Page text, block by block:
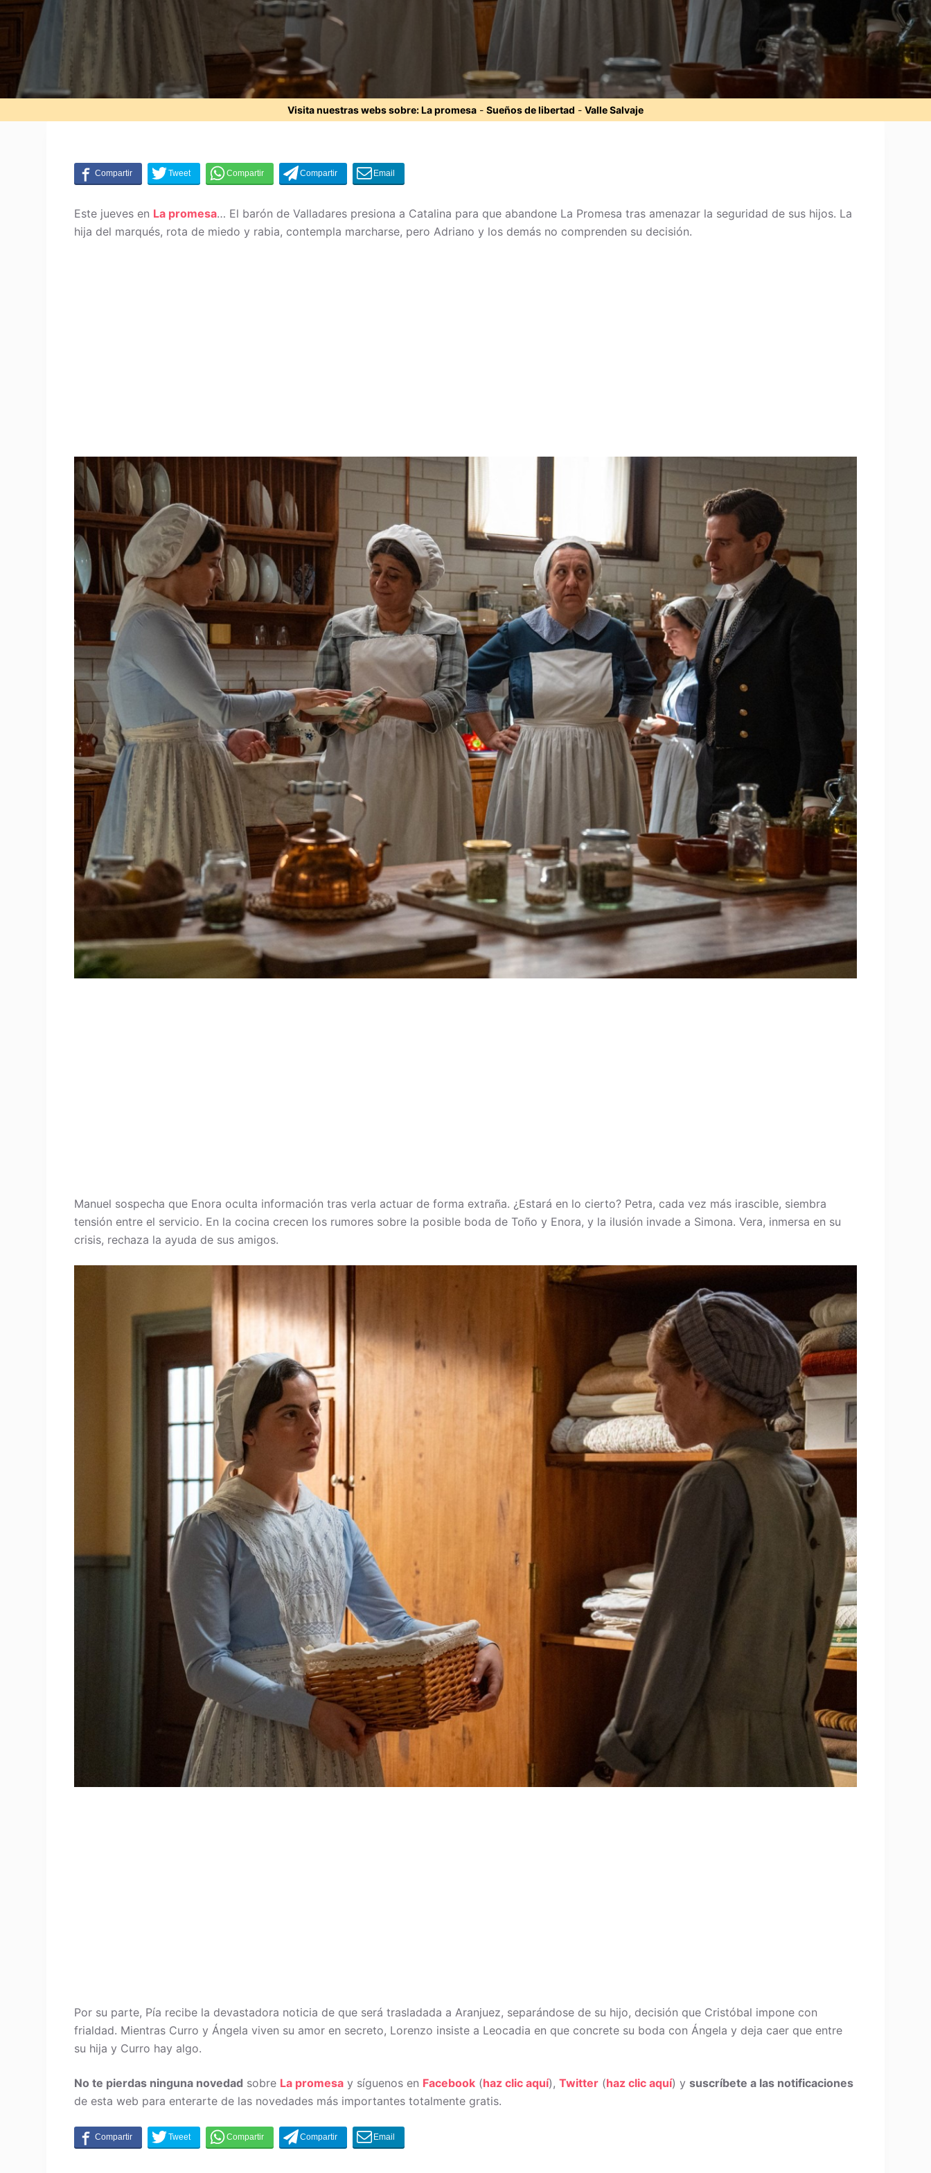
Visita nuestras webs sobre:La promesa - Sueños de libertad - Valle Salvaje
Este jueves en La promesa… El barón de Valladares presiona a Catalina para que abandone La Promesa tras amenazar la seguridad de sus hijos. La
hija del marqués, rota de miedo y rabia, contempla marcharse, pero Adriano y los demás no comprenden su decisión.
Manuel sospecha que Enora oculta información tras verla actuar de forma extraña. ¿Estará en lo cierto? Petra, cada vez más irascible, siembra
tensión entre el servicio. En la cocina crecen los rumores sobre la posible boda de Toño y Enora, y la ilusión invade a Simona. Vera, inmersa en su
crisis, rechaza la ayuda de sus amigos.
Por su parte, Pía recibe la devastadora noticia de que será trasladada a Aranjuez, separándose de su hijo, decisión que Cristóbal impone con
frialdad. Mientras Curro y Ángela viven su amor en secreto, Lorenzo insiste a Leocadia en que concrete su boda con Ángela y deja caer que entre
su hija y Curro hay algo.
No te pierdas ninguna novedad sobre La promesa y síguenos en Facebook (haz clic aquí),Twitter (haz clic aquí) ysuscríbete a las notificaciones
de esta web para enterarte de las novedades más importantes totalmente gratis.